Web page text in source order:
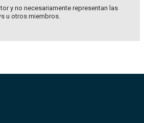
y no necesariamente representan las
u otros miembros.